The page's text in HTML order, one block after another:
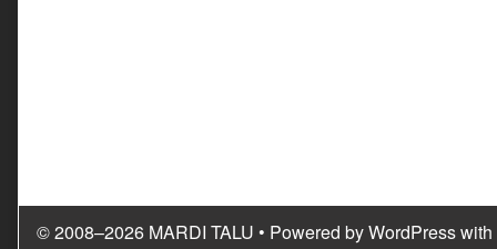
© 2008–2026 MARDI TALU • Powered byWordPresswith